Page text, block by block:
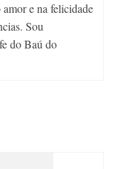
e na felicidade
Sou
do Baú do